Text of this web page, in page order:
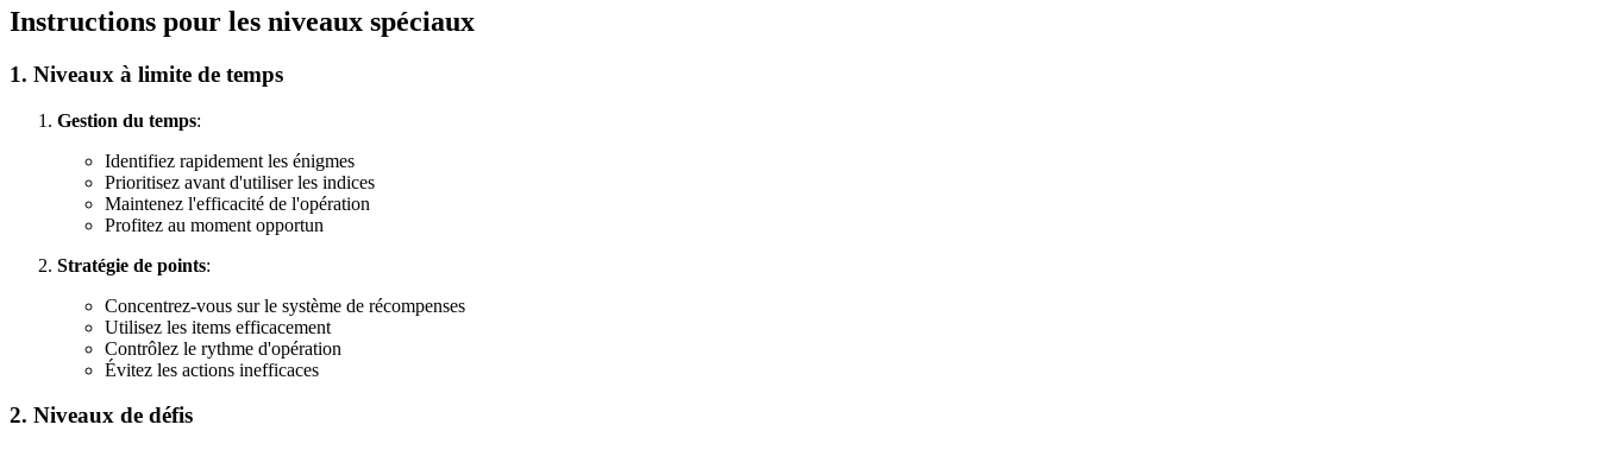
Instructions pour les niveaux spéciaux
1. Niveaux à limite de temps
Gestion du temps:
Identifiez rapidement les énigmes
Prioritisez avant d'utiliser les indices
Maintenez l'efficacité de l'opération
Profitez au moment opportun
Stratégie de points:
Concentrez-vous sur le système de récompenses
Utilisez les items efficacement
Contrôlez le rythme d'opération
Évitez les actions inefficaces
2. Niveaux de défis